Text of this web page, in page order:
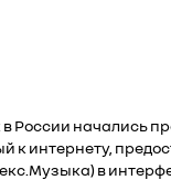
России начались
к интернету,
в